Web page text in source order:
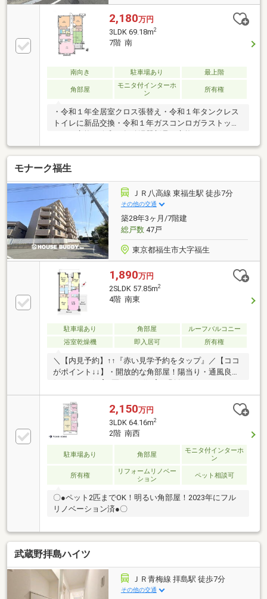
2,180万円
3LDK 69.18m2
7階 南
南向き 駐車場あり 最上階
角部屋
モニタ付インターホ
ン
所有権
・令和１年全居室クロス張替え・令和１年タンクレス
トイレに新品交換・令和１年ガスコンロガラストップ
モナーク福生
ＪＲ八高線 東福生駅 徒歩7分
その他の交通
築28年3ヶ月/7階建
総戸数47戸
東京都福生市大字福生
1,890万円
2SLDK 57.85m2
4階 南東
駐車場あり 角部屋
ルーフバルコニー
浴室乾燥機
即入居可 所有権
＼【内見予約】↑↑『赤い見学予約をタップ』／【ココ
がポイント↓↓】・開放的な角部屋！陽当り・通風良
コニー付き【リノベーション内容】2025年12月完了■
キッチン新規交換■ユニットバス新規交換■洗面化粧台
新規交換■トイレ新規交換■建具新規交換■配管更新■ク
ロス全室新規張替■床材新規張替■ハウスクリーニング
【近隣施設】■目白第二病院…徒歩3分■マルフジ福生
店…徒歩8分■セブンイレブン東福生駅南店…徒歩10分■
ウエルシア東福生店…徒歩9分■市立福生第一小学校…
徒歩約20分■市立福生第二中学校…徒歩約24分
2,150万円
3LDK 64.16m2
2階 南西
駐車場あり 角部屋
モニタ付インターホ
ン
所有権
リフォームリノベー
ション
ペット相談可
〇●ペット2匹までOK！明るい角部屋！2023年にフル
リノベーション済●〇
武蔵野拝島ハイツ
ＪＲ青梅線 拝島駅 徒歩7分
その他の交通